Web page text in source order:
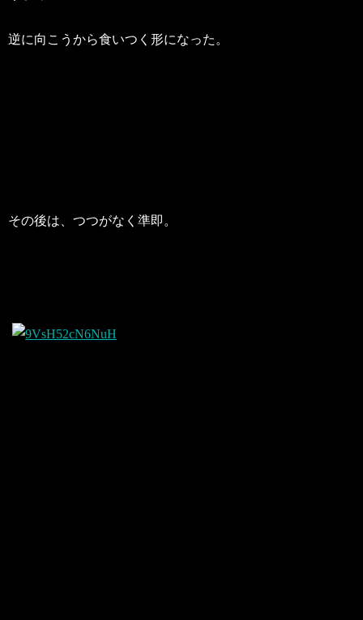
逆に向こうから食いつく形になった。
その後は、つつがなく準即。